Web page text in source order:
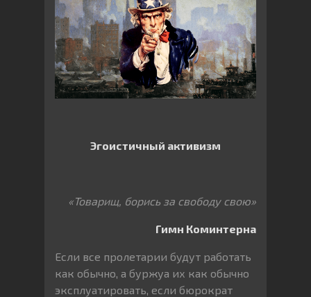
Эгоистичный активизм
«Товарищ, борись за свободу свою»
Гимн Коминтерна
Если все пролетарии будут работать
как обычно, а буржуа их как обычно
эксплуатировать, если бюрократ